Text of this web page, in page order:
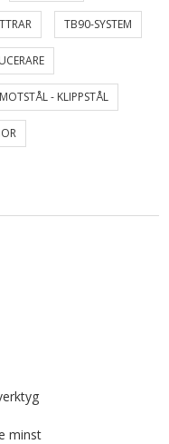
TB90-SYSTEM
MOTSTÅL - KLIPPSTÅL
minst